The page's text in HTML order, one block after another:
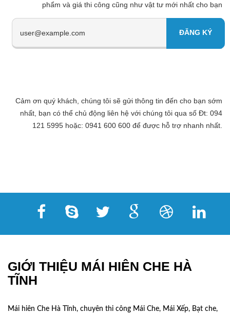
phẩm và giá thi công cũng như vật tư mới nhất cho bạn
Cảm ơn quý khách, chúng tôi sẽ gửi thông tin đến cho bạn sớm
nhất, bạn có thể chủ động liên hệ với chúng tôi qua số Đt: 094
121 5995 hoặc: 0941 600 600 để được hỗ trợ nhanh nhất.
GIỚI THIỆU MÁI HIÊN CHE HÀ
TĨNH
Mái hiên Che Hà Tĩnh, chuyên thi công Mái Che, Mái Xếp, Bạt che,